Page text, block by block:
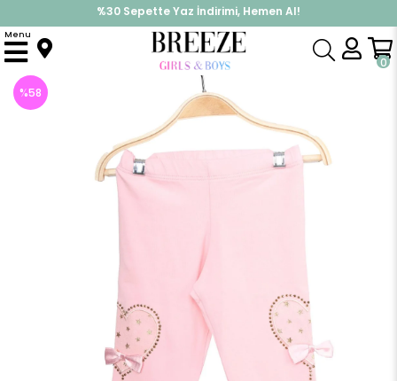
%30 Sepette Yaz İndirimi, Hemen Al!
İndirimlere ek %10 İndirimi Kap, Hemen Üye Ol!
0
Menu
Anasayfa Takımlar Kapri & Şort Takım Kız Bebek Kapri Tayt Paçası Güpürlü Pembe (1.5 Yaş)
%58